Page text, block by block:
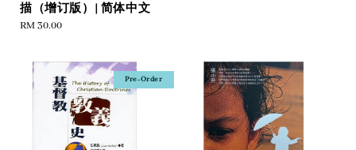
描（增订版）| 简体中文
Regular
RM 30.00
Pre-Order